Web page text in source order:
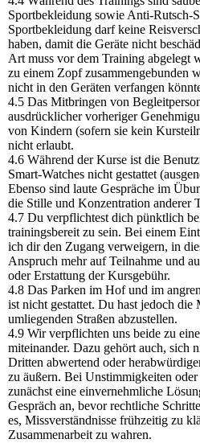
Sportbekleidung sowie Anti-Rutsch-
Sportbekleidung darf keine
haben, damit die Geräte nicht
Art muss vor dem Training abgelegt
zu einem Zopf zusammengebunden
nicht in den Geräten verfangen
4.5 Das Mitbringen von
ausdrücklicher vorheriger
von Kindern (sofern sie kein
nicht erlaubt.
4.6 Während der Kurse ist die
Smart-Watches nicht gestattet
Ebenso sind laute Gespräche im
die Stille und Konzentration anderer
4.7 Du verpflichtest dich pünktlich
trainingsbereit zu sein. Bei einem
ich dir den Zugang verweigern, in
Anspruch mehr auf Teilnahme und
oder Erstattung der Kursgebühr.
4.8 Das Parken im Hof und im
ist nicht gestattet. Du hast jedoch
umliegenden Straßen abzustellen.
4.9 Wir verpflichten uns beide zu
miteinander. Dazu gehört auch, sich
Dritten abwertend oder
zu äußern. Bei Unstimmigkeiten
zunächst eine einvernehmliche
Gespräch an, bevor rechtliche
es, Missverständnisse frühzeitig zu
Zusammenarbeit zu wahren.